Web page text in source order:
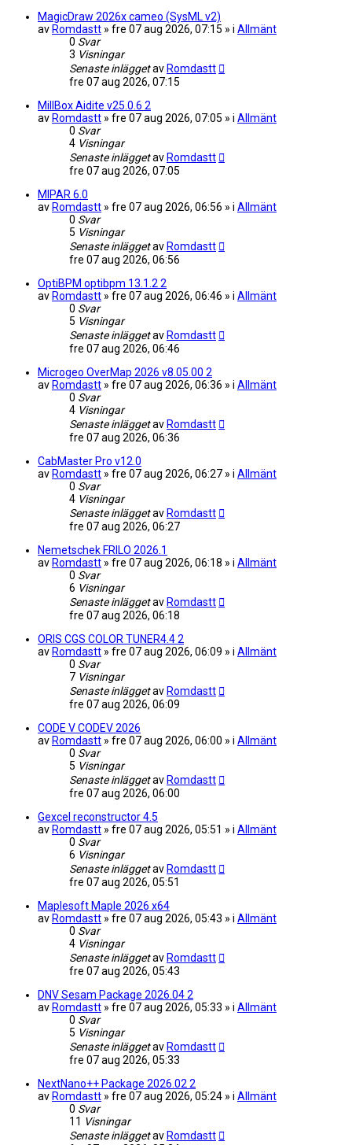
MagicDraw 2026x cameo (SysML v2)
av Romdastt » fre 07 aug 2026, 07:15 » i Allmänt
0 Svar
3 Visningar
Senaste inläggetav Romdastt
fre 07 aug 2026, 07:15
MillBox Aidite v25.0.6 2
av Romdastt » fre 07 aug 2026, 07:05 » i Allmänt
0 Svar
4 Visningar
Senaste inläggetav Romdastt
fre 07 aug 2026, 07:05
MIPAR 6.0
av Romdastt » fre 07 aug 2026, 06:56 » i Allmänt
0 Svar
5 Visningar
Senaste inläggetav Romdastt
fre 07 aug 2026, 06:56
OptiBPM optibpm 13.1.2 2
av Romdastt » fre 07 aug 2026, 06:46 » i Allmänt
0 Svar
5 Visningar
Senaste inläggetav Romdastt
fre 07 aug 2026, 06:46
Microgeo OverMap 2026 v8.05.00 2
av Romdastt » fre 07 aug 2026, 06:36 » i Allmänt
0 Svar
4 Visningar
Senaste inläggetav Romdastt
fre 07 aug 2026, 06:36
CabMaster Pro v12.0
av Romdastt » fre 07 aug 2026, 06:27 » i Allmänt
0 Svar
4 Visningar
Senaste inläggetav Romdastt
fre 07 aug 2026, 06:27
Nemetschek FRILO 2026.1
av Romdastt » fre 07 aug 2026, 06:18 » i Allmänt
0 Svar
6 Visningar
Senaste inläggetav Romdastt
fre 07 aug 2026, 06:18
ORIS CGS COLOR TUNER4.4 2
av Romdastt » fre 07 aug 2026, 06:09 » i Allmänt
0 Svar
7 Visningar
Senaste inläggetav Romdastt
fre 07 aug 2026, 06:09
CODE V CODEV 2026
av Romdastt » fre 07 aug 2026, 06:00 » i Allmänt
0 Svar
5 Visningar
Senaste inläggetav Romdastt
fre 07 aug 2026, 06:00
Gexcel reconstructor 4.5
av Romdastt » fre 07 aug 2026, 05:51 » i Allmänt
0 Svar
6 Visningar
Senaste inläggetav Romdastt
fre 07 aug 2026, 05:51
Maplesoft Maple 2026 x64
av Romdastt » fre 07 aug 2026, 05:43 » i Allmänt
0 Svar
4 Visningar
Senaste inläggetav Romdastt
fre 07 aug 2026, 05:43
DNV Sesam Package 2026.04 2
av Romdastt » fre 07 aug 2026, 05:33 » i Allmänt
0 Svar
5 Visningar
Senaste inläggetav Romdastt
fre 07 aug 2026, 05:33
NextNano++ Package 2026.02 2
av Romdastt » fre 07 aug 2026, 05:24 » i Allmänt
0 Svar
11 Visningar
Senaste inläggetav Romdastt